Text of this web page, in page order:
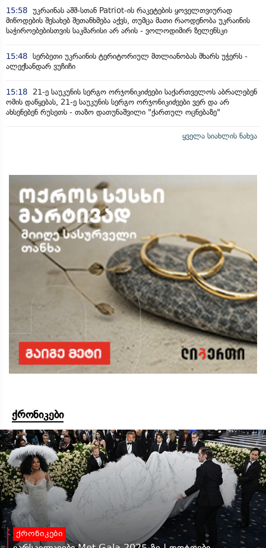
15:58 უკრაინას აშშ-სთან Patriot-ის რაკეტების ყოველთვიურად
მიწოდების შესახებ შეთანხმება აქვს, თუმცა მათი რაოდენობა უკრაინის
საჭიროებებისთვის საკმარისი არ არის - ვოლოდიმირ ზელენსკი
15:48 სერბეთი უკრაინის ტერიტორიულ მთლიანობას მხარს უჭერს -
ალექსანდარ ვუჩიჩი
15:18
21-ე საუკუნის სერგო ორჯონიკიძეები საქართველოს აბრალებენ
ომის დაწყებას, 21-ე საუკუნის სერგო ორჯონიკიძეები ვერ და არ
ახსენებენ რუსეთს - თაზო დათუნაშვილი "ქართულ ოცნებაზე"
ყველა სიახლის ნახვა
ქრონიკები
ქრონიკები